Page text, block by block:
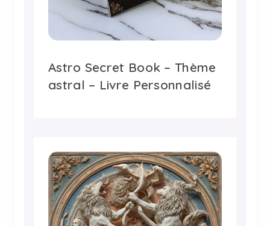
Astro Secret Book – Thème
astral – Livre Personnalisé